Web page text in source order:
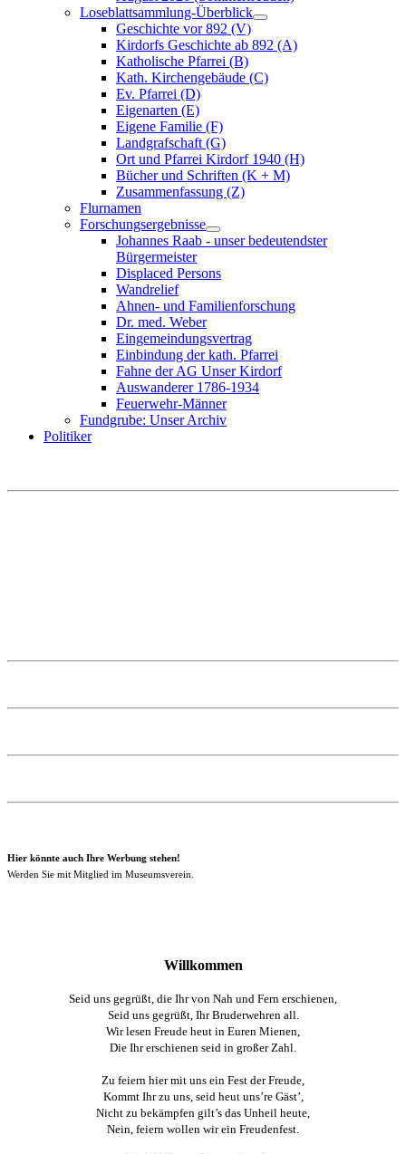
Loseblattsammlung-Überblick
Geschichte vor 892 (V)
Kirdorfs Geschichte ab 892 (A)
Katholische Pfarrei (B)
Kath. Kirchengebäude (C)
Ev. Pfarrei (D)
Eigenarten (E)
Eigene Familie (F)
Landgrafschaft (G)
Ort und Pfarrei Kirdorf 1940 (H)
Bücher und Schriften (K + M)
Zusammenfassung (Z)
Flurnamen
Forschungsergebnisse
Johannes Raab - unser bedeutendster
Bürgermeister
Displaced Persons
Wandrelief
Ahnen- und Familienforschung
Dr. med. Weber
Eingemeindungsvertrag
Einbindung der kath. Pfarrei
Fahne der AG Unser Kirdorf
Auswanderer 1786-1934
Feuerwehr-Männer
Fundgrube: Unser Archiv
Politiker
Hier könnte auch Ihre Werbung stehen!
Werden Sie mit Mitglied im Museumsverein.
Willkommen
Seid uns gegrüßt, die Ihr von Nah und Fern erschienen,
Seid uns gegrüßt, Ihr Bruderwehren all.
Wir lesen Freude heut in Euren Mienen,
Die Ihr erschienen seid in großer Zahl.
Zu feiern hier mit uns ein Fest der Freude,
Kommt Ihr zu uns, seid heut uns’re Gäst’,
Nicht zu bekämpfen gilt’s das Unheil heute,
Nein, feiern wollen wir ein Freudenfest.